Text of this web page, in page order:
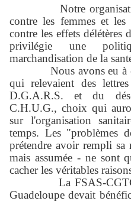
Notre organisation
contre les femmes et les
contre les effets délétères
privilégie une
marchandisation de la
Nous avons eu à
qui relevaient des
D.G.A.R.S. et du
C.H.U.G., choix qui
sur l'organisation
temps. Les "problèmes
prétendre avoir rempli
mais assumée - ne sont
cacher les véritables
La FSAS-CGTG a
Guadeloupe devait